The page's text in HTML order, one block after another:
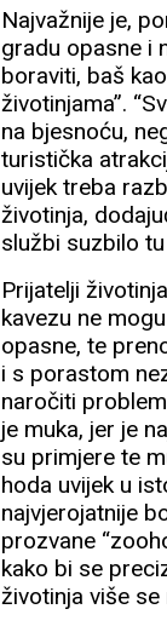
Najvažnije je,
gradu opasne i
boraviti, baš
životinjama”.
na bjesnoću,
turistička
uvijek treba
životinja,
službi suzbilo
Prijatelji
kavezu ne
opasne, te
i s porastom
naročiti
je muka, jer je
su primjere te
hoda uvijek u
najvjerojatnije
prozvane
kako bi se
životinja više